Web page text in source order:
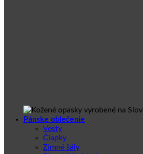
Pánske oblečenie
Vesty
Čiapky
Zimné šály